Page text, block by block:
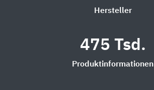
Hersteller
475 Tsd.
Produktinformationen